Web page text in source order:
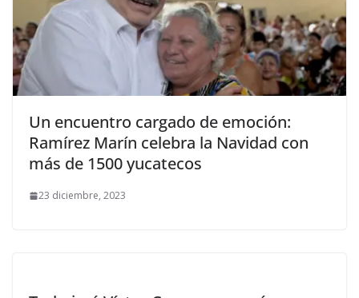
Un encuentro cargado de emoción:
Ramírez Marín celebra la Navidad con
más de 1500 yucatecos
23 diciembre, 2023